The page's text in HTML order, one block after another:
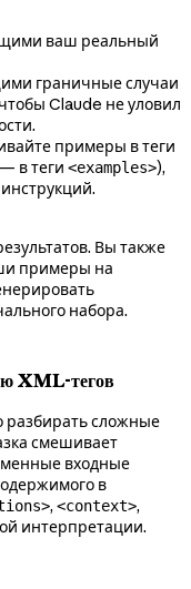
ваш реальный
граничные случаи
Claude не уловил
примеры в теги
в теги <examples>),
Вы также
примеры на
набора.
XML-тегов
разбирать сложные
смешивает
входные
в
, <context>,
интерпретации.